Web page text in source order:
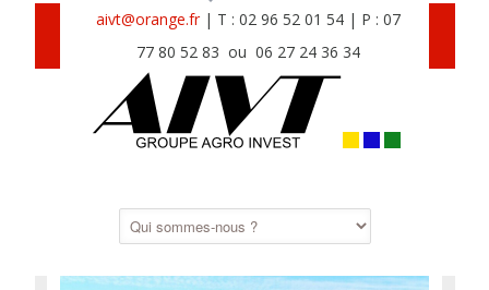
aivt@orange.fr| T : 02 96 52 01 54 | P : 07
77 80 52 83 ou 06 27 24 36 34